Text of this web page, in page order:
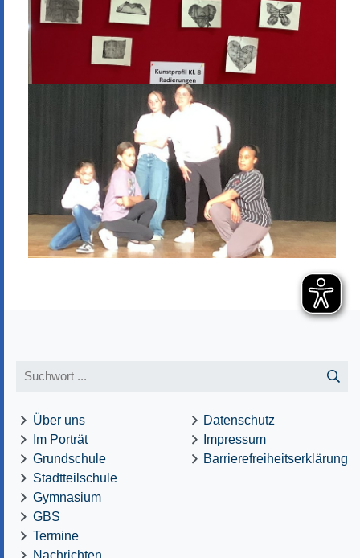
Über uns
Im Porträt
Grundschule
Stadtteilschule
Gymnasium
GBS
Termine
Nachrichten
Datenschutz
Impressum
Barrierefreiheitserklärung